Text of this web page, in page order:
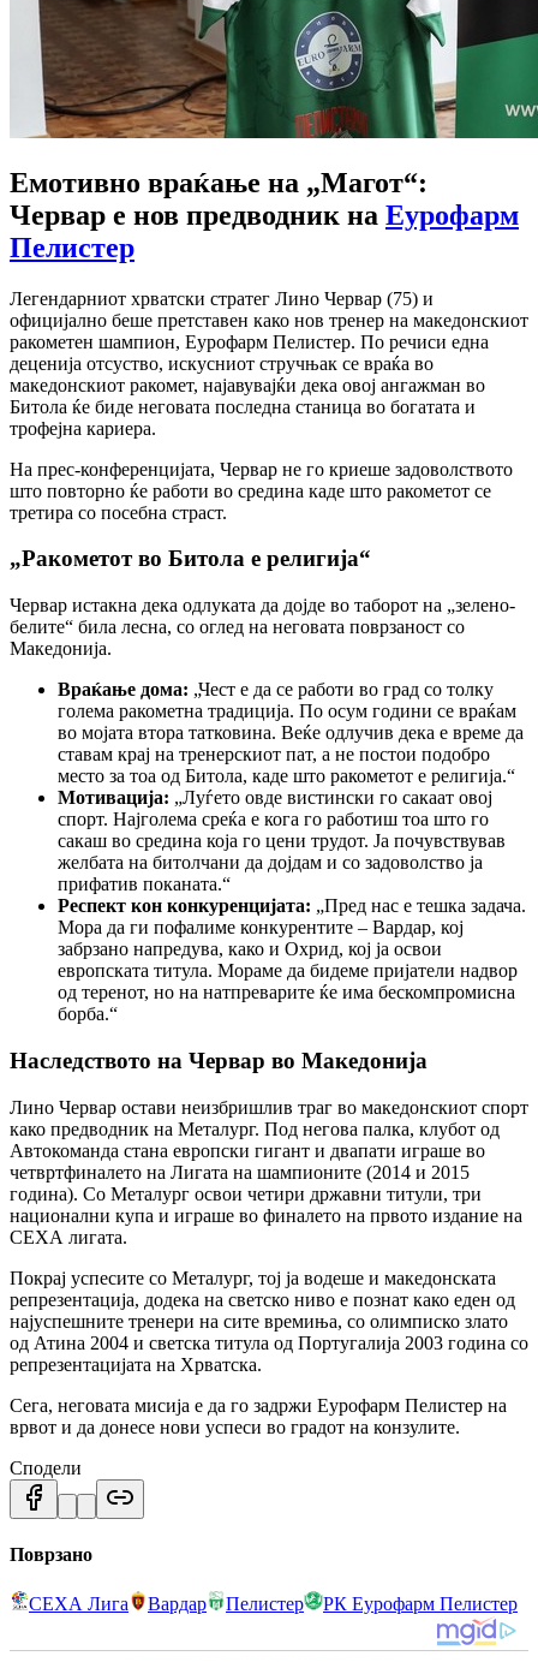
Емотивно враќање на „Магот“:
Червар е нов предводник на Еурофарм
Пелистер
Легендарниот хрватски стратег Лино Червар (75) и
официјално беше претставен како нов тренер на македонскиот
ракометен шампион, Еурофарм Пелистер. По речиси една
деценија отсуство, искусниот стручњак се враќа во
македонскиот ракомет, најавувајќи дека овој ангажман во
Битола ќе биде неговата последна станица во богатата и
трофејна кариера.
На прес-конференцијата, Червар не го криеше задоволството
што повторно ќе работи во средина каде што ракометот се
третира со посебна страст.
„Ракометот во Битола е религија“
Червар истакна дека одлуката да дојде во таборот на „зелено-
белите“ била лесна, со оглед на неговата поврзаност со
Македонија.
Враќање дома: „Чест е да се работи во град со толку
голема ракометна традиција. По осум години се враќам
во мојата втора татковина. Веќе одлучив дека е време да
ставам крај на тренерскиот пат, а не постои подобро
место за тоа од Битола, каде што ракометот е религија.“
Мотивација: „Луѓето овде вистински го сакаат овој
спорт. Најголема среќа е кога го работиш тоа што го
сакаш во средина која го цени трудот. Ја почувствував
желбата на битолчани да дојдам и со задоволство ја
прифатив поканата.“
Респект кон конкуренцијата: „Пред нас е тешка задача.
Мора да ги пофалиме конкурентите – Вардар, кој
забрзано напредува, како и Охрид, кој ја освои
европската титула. Мораме да бидеме пријатели надвор
од теренот, но на натпреварите ќе има бескомпромисна
борба.“
Наследството на Червар во Македонија
Лино Червар остави неизбришлив траг во македонскиот спорт
како предводник на Металург. Под негова палка, клубот од
Автокоманда стана европски гигант и двапати играше во
четвртфиналето на Лигата на шампионите (2014 и 2015
година). Со Металург освои четири државни титули, три
национални купа и играше во финалето на првото издание на
СЕХА лигата.
Покрај успесите со Металург, тој ја водеше и македонската
репрезентација, додека на светско ниво е познат како еден од
најуспешните тренери на сите времиња, со олимписко злато
од Атина 2004 и светска титула од Португалија 2003 година со
репрезентацијата на Хрватска.
Сега, неговата мисија е да го задржи Еурофарм Пелистер на
врвот и да донесе нови успеси во градот на конзулите.
Сподели
Поврзано
СЕХА Лига Вардар Пелистер РК Еурофарм Пелистер